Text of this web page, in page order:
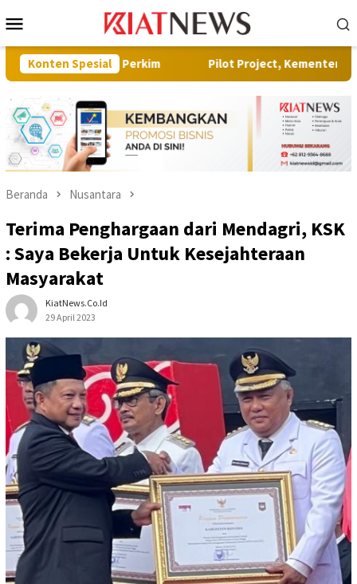
ke
Mobile
Konten Spesial
Perkim Pilot Project, Kementerian ATR/BPN Uji
Beranda Nusantara
Terima Penghargaan dari Mendagri, KSK
: Saya Bekerja Untuk Kesejahteraan
Masyarakat
KiatNews.co.id
29 April 2023